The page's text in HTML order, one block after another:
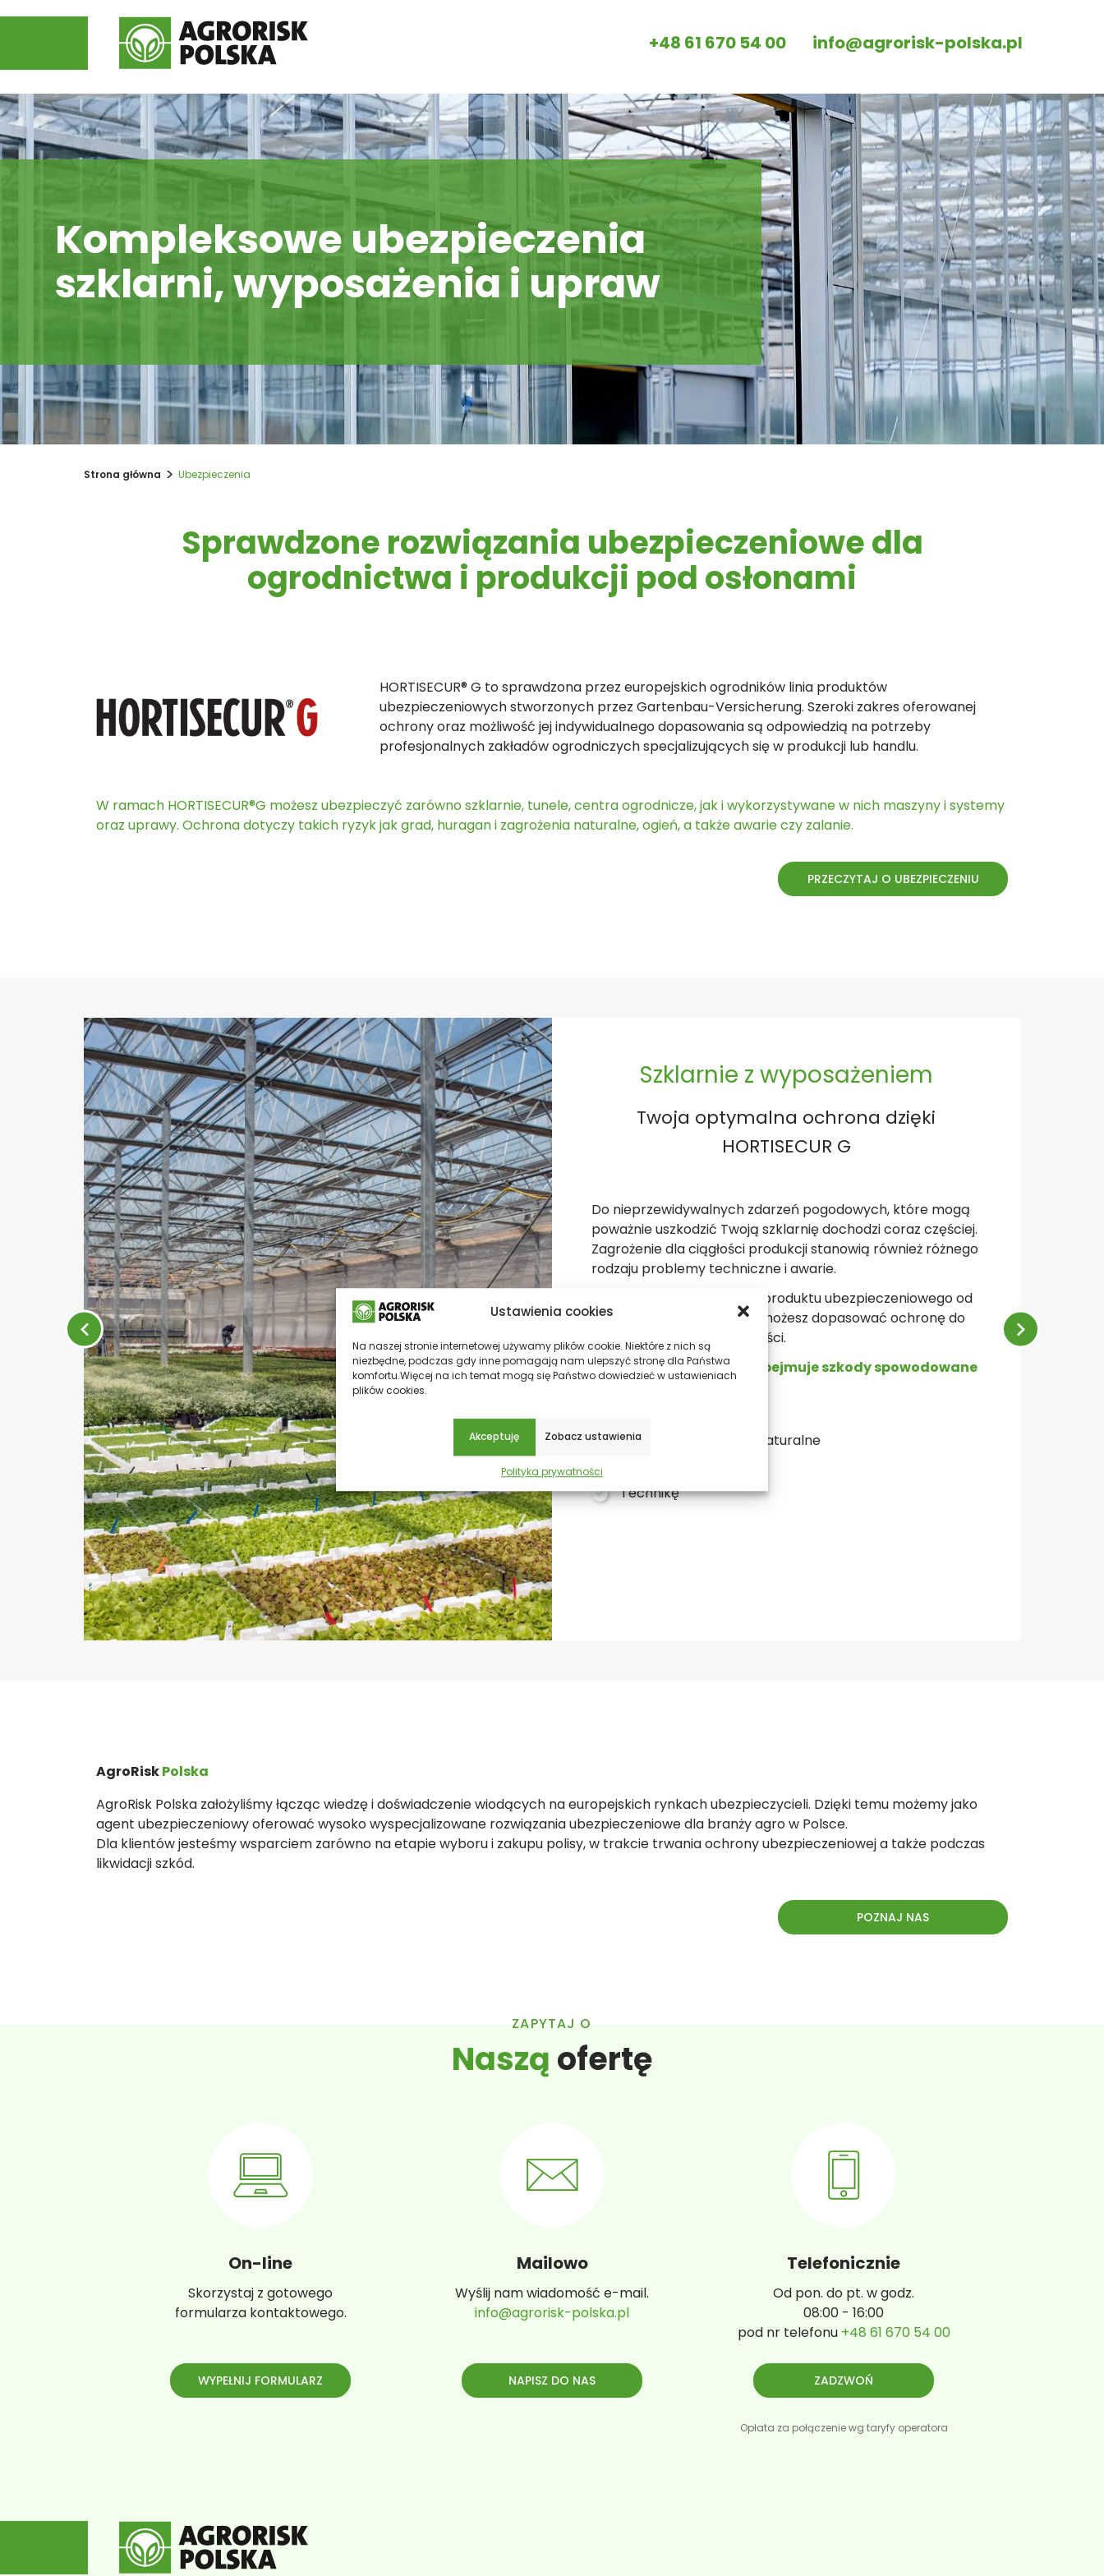
Ustawienia cookies
Na naszej stronie internetowej używamy plików cookie. Niektóre z nich są
niezbędne, podczas gdy inne pomagają nam ulepszyć stronę dla Państwa
komfortu.Więcej na ich temat mogą się Państwo dowiedzieć wustawieniach
plików cookies.
Akceptuję Zobacz ustawienia
Polityka prywatności
+48 61 670 54 00 info@agrorisk-polska.pl
Kompleksowe ubezpieczenia
szklarni, wyposażenia i upraw
Strona główna > Ubezpieczenia
Sprawdzone rozwiązania ubezpieczeniowe dla
ogrodnictwa i produkcji pod osłonami
HORTISECUR® G to sprawdzona przez europejskich ogrodników linia produktów
ubezpieczeniowych stworzonych przez Gartenbau-Versicherung. Szeroki zakres oferowanej
ochrony oraz możliwość jej indywidualnego dopasowania są odpowiedzią na potrzeby
profesjonalnych zakładów ogrodniczych specjalizujących się w produkcji lub handlu.
W ramach HORTISECUR®G możesz ubezpieczyć zarówno szklarnie, tunele, centra ogrodnicze, jak i wykorzystywane w nich maszyny i systemy
oraz uprawy. Ochrona dotyczy takich ryzyk jak grad, huragan i zagrożenia naturalne, ogień, a także awarie czy zalanie.​
PRZECZYTAJ O UBEZPIECZENIU
Szklarnie z wyposażeniem
Twoja optymalna ochrona dzięki
HORTISECUR G
Do nieprzewidywalnych zdarzeń pogodowych, które mogą
poważnie uszkodzić Twoją szklarnię dochodzi coraz częściej.
Zagrożenie dla ciągłości produkcji stanowią również różnego
rodzaju problemy techniczne i awarie.
Dzięki modułowej budowie produktu ubezpieczeniowego od
Gartenbau-Versicherung możesz dopasować ochronę do
charakteru swojej działalności.
Ubezpieczenie szklarni obejmuje szkody spowodowane
Huragan i zagrożenia naturalne
Technikę
AgroRiskPolska​
AgroRisk Polska założyliśmy łącząc wiedzę i doświadczenie wiodących na europejskich rynkach ubezpieczycieli. Dzięki temu możemy jako
agent ubezpieczeniowy oferować wysoko wyspecjalizowane rozwiązania ubezpieczeniowe dla branży agro w Polsce.​
Dla klientów jesteśmy wsparciem zarówno na etapie wyboru i zakupu polisy, w trakcie trwania ochrony ubezpieczeniowej a także podczas
likwidacji szkód.​
POZNAJ NAS
ZAPYTAJ O
Naszą ofertę
On-line
Skorzystaj z gotowego
formularza kontaktowego.
WYPEŁNIJ FORMULARZ
Mailowo
Wyślij nam wiadomość e-mail.
info@agrorisk-polska.pl
NAPISZ DO NAS
Telefonicznie
Od pon. do pt. w godz.
08:00 - 16:00
pod nr telefonu +48 61 670 54 00
ZADZWOŃ
Opłata za połączenie wg taryfy operatora